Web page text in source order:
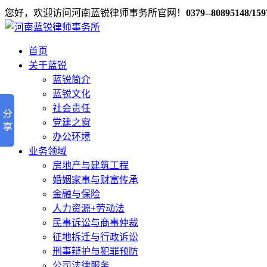
您好，欢迎访问河南蓝锐律师事务所官网！ 0379--80895148/
首页
关于蓝锐
蓝锐简介
蓝锐文化
社会责任
党建之窗
办公环境
业务领域
房地产与建筑工程
婚姻家事与财富传承
金融与保险
人力资源+劳动法
民事诉讼与商事仲裁
征地拆迁与行政诉讼
刑事辩护与犯罪预防